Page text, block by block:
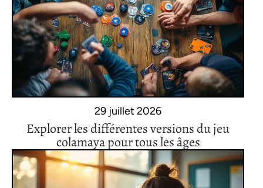
29 juillet 2026
Explorer les différentes versions du jeu
colamaya pour tous les âges